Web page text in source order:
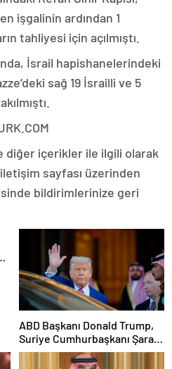
işgalinin ardından 1
tahliyesi için açılmıştı.
İsrail hapishanelerindeki
sağ 19 İsrailli ve 5
diğer içerikler ile ilgili olarak
sayfası üzerinden
bildirimlerinize geri
ABD Başkanı Donald Trump,
Suriye Cumhurbaşkanı Şara
ile görüşecek